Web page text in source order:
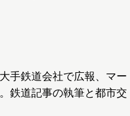
手鉄道会社で広報、マー
鉄道記事の執筆と都市交